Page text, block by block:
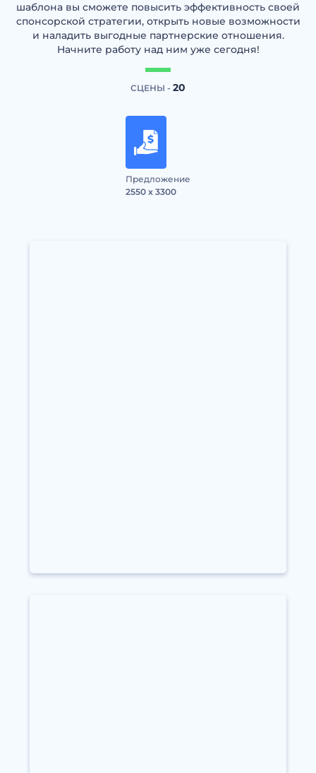
шаблона вы сможете повысить эффективность своей
спонсорской стратегии, открыть новые возможности
и наладить выгодные партнерские отношения.
Начните работу над ним уже сегодня!
СЦЕНЫ - 20
Предложение
2550 x 3300